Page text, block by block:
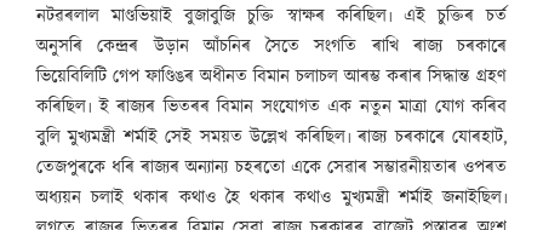
নটৱৰলাল মাণ্ডভিয়াই বুজাবুজি চুক্তি স্বাক্ষৰ কৰিছিল৷ এই চুক্তিৰ চৰ্ত
অনুসৰি কেন্দ্ৰৰ উড়ান আঁচনিৰ সৈতে সংগতি ৰাখি ৰাজ্য চৰকাৰে
ভিয়েবিলিটি গেপ ফাণ্ডিঙৰ অধীনত বিমান চলাচল আৰম্ভ কৰাৰ সিদ্ধান্ত গ্ৰহণ
কৰিছিল৷ ই ৰাজ্যৰ ভিতৰৰ বিমান সংযোগত এক নতুন মাত্ৰা যোগ কৰিব
বুলি মুখ্যমন্ত্ৰী শৰ্মাই সেই সময়ত উল্লেখ কৰিছিল৷ ৰাজ্য চৰকাৰে যোৰহাট,
তেজপুৰকে ধৰি ৰাজ্যৰ অন্যান্য চহৰতো একে সেৱাৰ সম্ভাৱনীয়তাৰ ওপৰত
অধ্যয়ন চলাই থকাৰ কথাও হৈ থকাৰ কথাও মুখ্যমন্ত্ৰী শৰ্মাই জনাইছিল৷